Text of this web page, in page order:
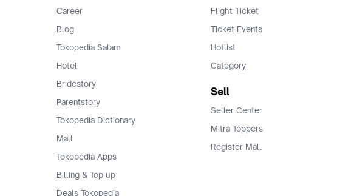
Career
Blog
Tokopedia Salam
Hotel
Bridestory
Parentstory
Tokopedia Dictionary
Mall
Tokopedia Apps
Billing & Top up
Deals Tokopedia
Flight Ticket
Ticket Events
Hotlist
Category
Sell
Seller Center
Mitra Toppers
Register Mall